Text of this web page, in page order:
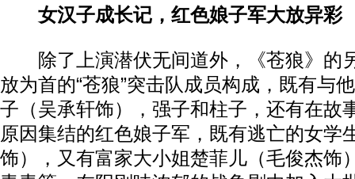
女汉子成长记，红色娘子军大放异彩
除了上演潜伏无间道外，《苍狼》的
放为首的“苍狼”突击队成员构成，既有与
子（吴承轩饰），强子和柱子，还有在故
原因集结的红色娘子军，既有逃亡的女学
饰），又有富家大小姐楚菲儿（毛俊杰饰